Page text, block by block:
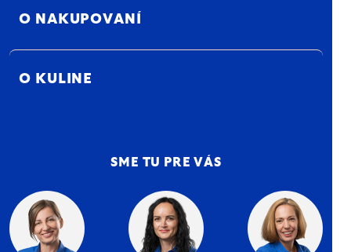
O NAKUPOVANÍ
O KULINE
SME TU PRE VÁS